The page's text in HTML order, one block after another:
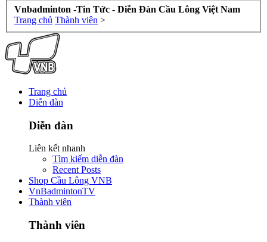
Vnbadminton -Tin Tức - Diễn Đàn Cầu Lông Việt Nam
Trang chủ Thành viên >
Trang chủ
Diễn đàn
Diễn đàn
Liên kết nhanh
Tìm kiếm diễn đàn
Recent Posts
Shop Cầu Lông VNB
VnBadmintonTV
Thành viên
Thành viên